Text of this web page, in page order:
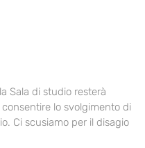
Sala di studio resterà
lo svolgimento di
Ci scusiamo per il disagio